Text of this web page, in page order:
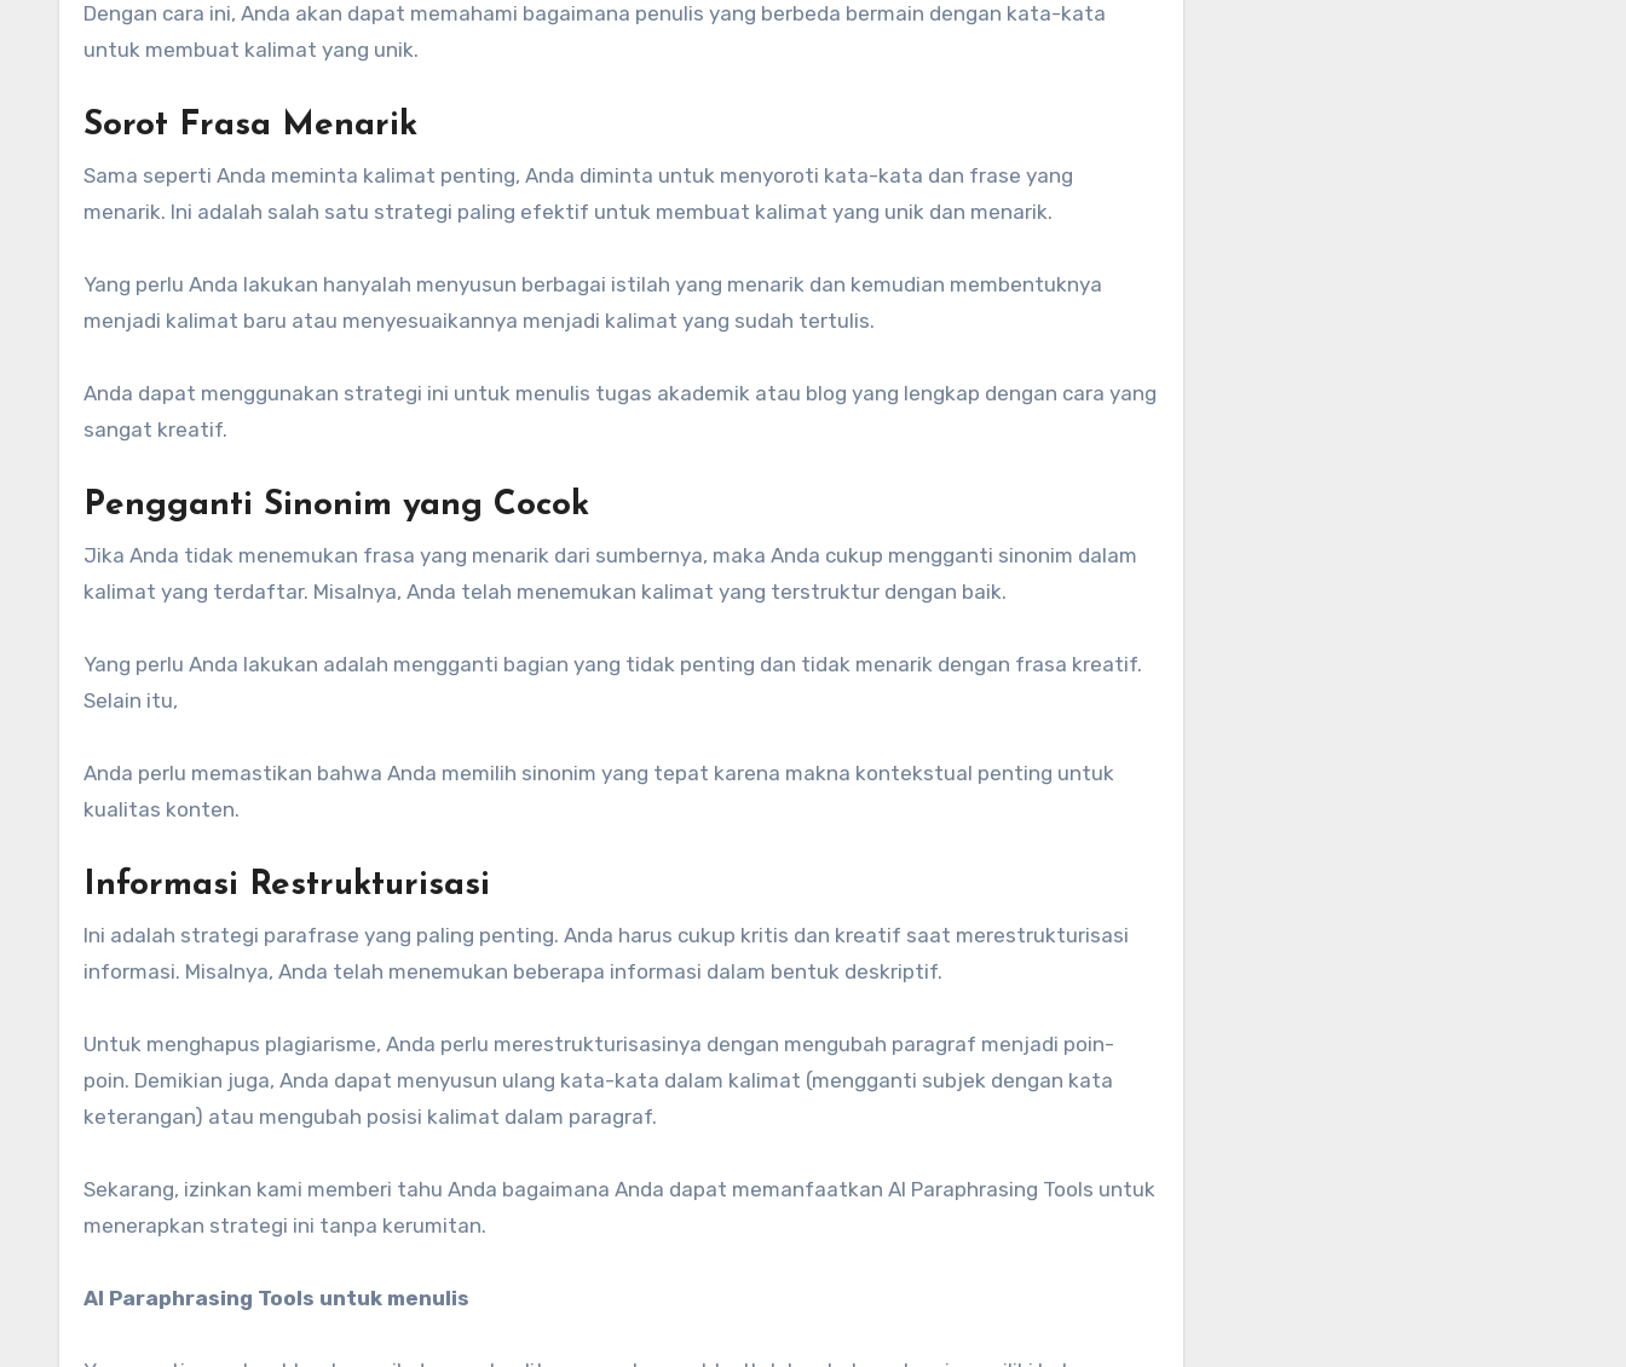
Dengan cara ini, Anda akan dapat memahami bagaimana penulis yang berbeda bermain dengan kata-kata
untuk membuat kalimat yang unik.
Sorot Frasa Menarik
Sama seperti Anda meminta kalimat penting, Anda diminta untuk menyoroti kata-kata dan frase yang
menarik. Ini adalah salah satu strategi paling efektif untuk membuat kalimat yang unik dan menarik.
Yang perlu Anda lakukan hanyalah menyusun berbagai istilah yang menarik dan kemudian membentuknya
menjadi kalimat baru atau menyesuaikannya menjadi kalimat yang sudah tertulis.
Anda dapat menggunakan strategi ini untuk menulis tugas akademik atau blog yang lengkap dengan cara yang
sangat kreatif.
Pengganti Sinonim yang Cocok
Jika Anda tidak menemukan frasa yang menarik dari sumbernya, maka Anda cukup mengganti sinonim dalam
kalimat yang terdaftar. Misalnya, Anda telah menemukan kalimat yang terstruktur dengan baik.
Yang perlu Anda lakukan adalah mengganti bagian yang tidak penting dan tidak menarik dengan frasa kreatif.
Selain itu,
Anda perlu memastikan bahwa Anda memilih sinonim yang tepat karena makna kontekstual penting untuk
kualitas konten.
Informasi Restrukturisasi
Ini adalah strategi parafrase yang paling penting. Anda harus cukup kritis dan kreatif saat merestrukturisasi
informasi. Misalnya, Anda telah menemukan beberapa informasi dalam bentuk deskriptif.
Untuk menghapus plagiarisme, Anda perlu merestrukturisasinya dengan mengubah paragraf menjadi poin-
poin. Demikian juga, Anda dapat menyusun ulang kata-kata dalam kalimat (mengganti subjek dengan kata
keterangan) atau mengubah posisi kalimat dalam paragraf.
Sekarang, izinkan kami memberi tahu Anda bagaimana Anda dapat memanfaatkan AI Paraphrasing Tools untuk
menerapkan strategi ini tanpa kerumitan.
Al Paraphrasing Tools untuk menulis